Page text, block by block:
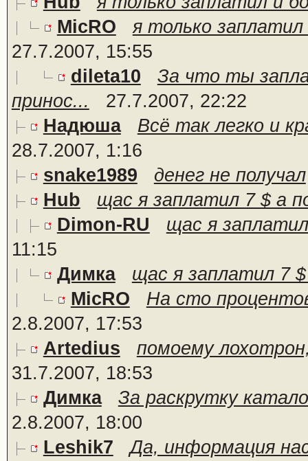
MicRO
я только
27.7.2007, 15:55
dileta10
За что ты
принос...
27.7.2007, 22:22
Надюша
Всё так легко и
28.7.2007, 1:16
snake1989
денег не получал
Hub
щас я заплатил 7 $ а
Dimon-RU
щас я
11:15
Димка
щас я заплатил 7
MicRO
На сто
2.8.2007, 17:53
Artedius
помоему
31.7.2007, 18:53
Димка
За раскрутку
2.8.2007, 18:00
Leshik7
Да, информация